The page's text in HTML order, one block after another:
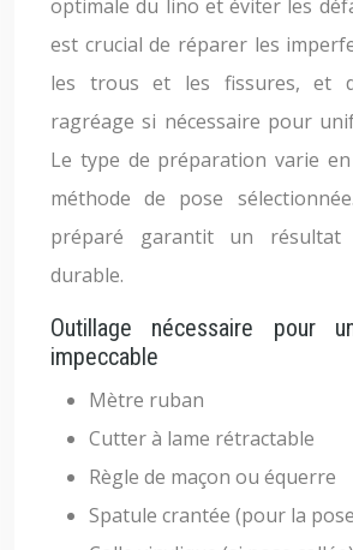
optimale du lino et éviter les
est crucial de réparer les
les trous et les fissures, et
ragréage si nécessaire pour
Le type de préparation varie
méthode de pose
préparé garantit un résultat
durable.
Outillage nécessaire pour
impeccable
Mètre ruban
Cutter à lame rétractable
Règle de maçon ou équerre
Spatule crantée (pour la